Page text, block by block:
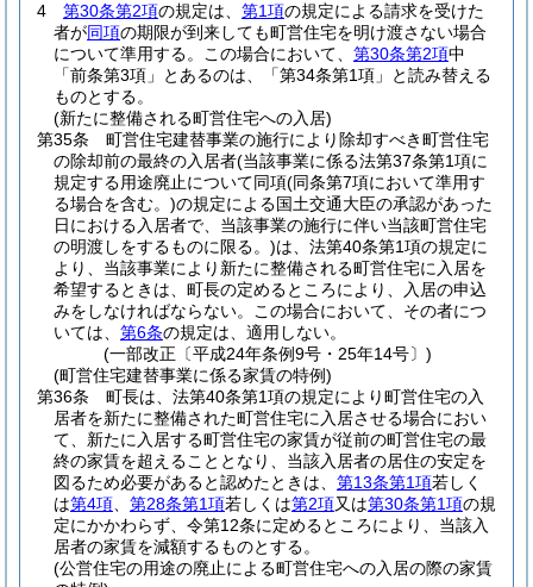
4
第30条第2項の規定は、 第1項の規定による請求を受けた
者が同項の期限が到来しても町営住宅を明け渡さない場合
について準用する。
この場合において、 第30条第2項中
「前条第3項」とあるのは、「第34条第1項」と読み替える
ものとする。
(新たに整備される町営住宅への入居)
第35条
町営住宅建替事業の施行により除却すべき町営住宅
の除却前の最終の入居者(当該事業に係る法第37条第1項に
規定する用途廃止について同項(同条第7項において準用す
る場合を含む。)の規定による国土交通大臣の承認があった
日における入居者で、当該事業の施行に伴い当該町営住宅
の明渡しをするものに限る。)は、法第40条第1項の規定に
より、当該事業により新たに整備される町営住宅に入居を
希望するときは、町長の定めるところにより、入居の申込
みをしなければならない。
この場合において、その者につ
いては、 第6条の規定は、適用しない。
(一部改正〔平成24年条例9号・25年14号〕)
(町営住宅建替事業に係る家賃の特例)
第36条
町長は、法第40条第1項の規定により町営住宅の入
居者を新たに整備された町営住宅に入居させる場合におい
て、新たに入居する町営住宅の家賃が従前の町営住宅の最
終の家賃を超えることとなり、当該入居者の居住の安定を
図るため必要があると認めたときは、 第13条第1項若しく
は第4項 第28条第1項若しくは第2項又は第30条第1項の規
定にかかわらず、令第12条に定めるところにより、当該入
居者の家賃を減額するものとする。
(公営住宅の用途の廃止による町営住宅への入居の際の家賃